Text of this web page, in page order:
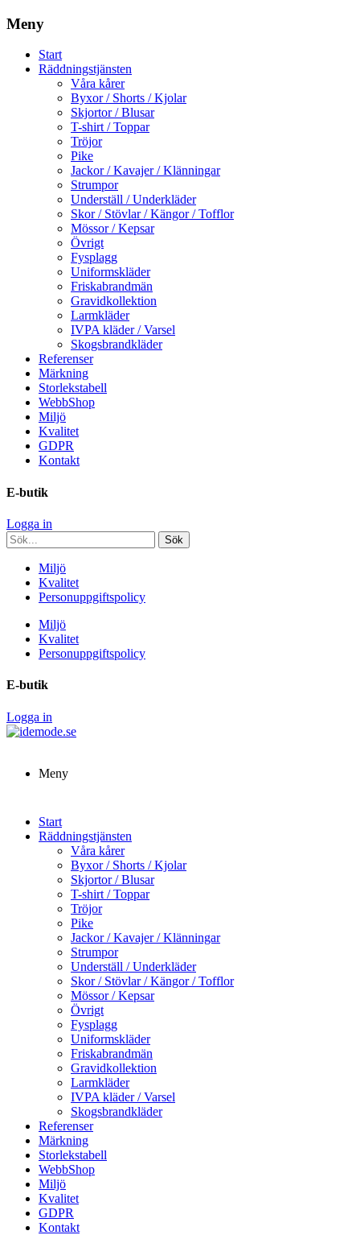
Meny
Start
Räddningstjänsten
Våra kårer
Byxor / Shorts / Kjolar
Skjortor / Blusar
T-shirt / Toppar
Tröjor
Pike
Jackor / Kavajer / Klänningar
Strumpor
Underställ / Underkläder
Skor / Stövlar / Kängor / Tofflor
Mössor / Kepsar
Övrigt
Fysplagg
Uniformskläder
Friskabrandmän
Gravidkollektion
Larmkläder
IVPA kläder / Varsel
Skogsbrandkläder
Referenser
Märkning
Storlekstabell
WebbShop
Miljö
Kvalitet
GDPR
Kontakt
E-butik
Logga in
Miljö
Kvalitet
Personuppgiftspolicy
Miljö
Kvalitet
Personuppgiftspolicy
E-butik
Logga in
Meny
Start
Räddningstjänsten
Våra kårer
Byxor / Shorts / Kjolar
Skjortor / Blusar
T-shirt / Toppar
Tröjor
Pike
Jackor / Kavajer / Klänningar
Strumpor
Underställ / Underkläder
Skor / Stövlar / Kängor / Tofflor
Mössor / Kepsar
Övrigt
Fysplagg
Uniformskläder
Friskabrandmän
Gravidkollektion
Larmkläder
IVPA kläder / Varsel
Skogsbrandkläder
Referenser
Märkning
Storlekstabell
WebbShop
Miljö
Kvalitet
GDPR
Kontakt